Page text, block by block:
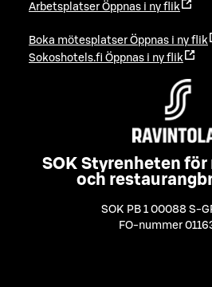
Arbetsplatser Öppnas i ny flik
Boka mötesplatser Öppnas i ny flik
Sokoshotels.fi Öppnas i ny flik
SOK Styrenheten
och
SOK PB 1 00088 S-
FO-nummer